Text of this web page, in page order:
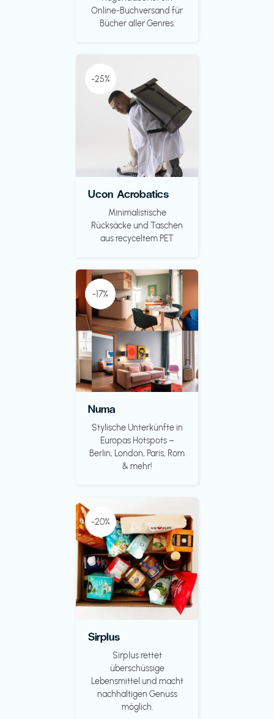
Online-Buchversand für
Bücher aller Genres.
-25%
Ucon Acrobatics
Minimalistische
Rücksäcke und Taschen
aus recyceltem PET
-17%
Numa
Stylische Unterkünfte in
Europas Hotspots –
Berlin, London, Paris, Rom
& mehr!
-20%
Sirplus
Sirplus rettet
überschüssige
Lebensmittel und macht
nachhaltigen Genuss
möglich.